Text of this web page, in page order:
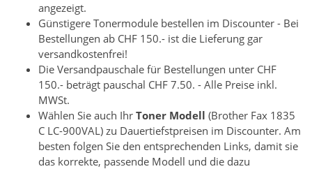
angezeigt.
Günstigere Tonermodule bestellen im Discounter - Bei
Bestellungen ab CHF 150.- ist die Lieferung gar
versandkostenfrei!
Die Versandpauschale für Bestellungen unter CHF
150.- beträgt pauschal CHF 7.50. - Alle Preise inkl.
MWSt.
Wählen Sie auch Ihr Toner Modell (Brother Fax 1835
C LC-900VAL) zu Dauertiefstpreisen im Discounter. Am
besten folgen Sie den entsprechenden Links, damit sie
das korrekte, passende Modell und die dazu